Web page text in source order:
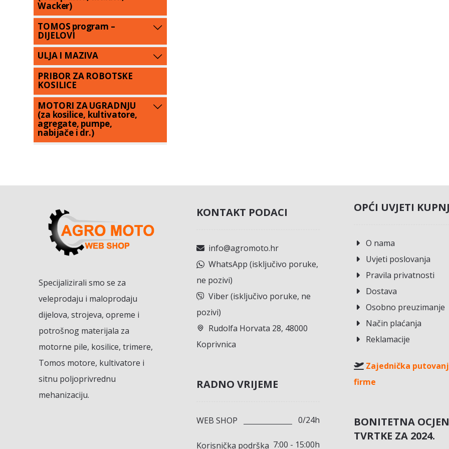
Wacker)
TOMOS program –
DIJELOVI
ULJA I MAZIVA
PRIBOR ZA ROBOTSKE
KOSILICE
MOTORI ZA UGRADNJU
(za kosilice, kultivatore,
agregate, pumpe,
nabijače i dr.)
Specijalizirali smo se za
veleprodaju i maloprodaju
dijelova, strojeva, opreme i
potrošnog materijala za
motorne pile, kosilice, trimere,
Tomos motore, kultivatore i
sitnu poljoprivrednu
mehanizaciju.
KONTAKT PODACI
info@agromoto.hr
WhatsApp (isključivo poruke,
ne pozivi)
Viber (isključivo poruke, ne
pozivi)
Rudolfa Horvata 28, 48000
Koprivnica
RADNO VRIJEME
WEB SHOP 0/24h
Korisnička podrška 7:00 - 15:00h
OPĆI UVJETI
O nama
Uvjeti poslovanja
Pravila privatnosti
Dostava
Osobno preuzimanje
Način plaćanja
Reklamacije
Zajednička
firme
BONITETNA
TVRTKE ZA 2024.